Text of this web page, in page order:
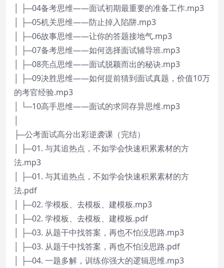
│ ├─04备考思维——面试初期最重要的准备工作.mp3
│ ├─05机关思维——防止掉入陷阱.mp3
│ ├─06故事思维——让你的答题接地气.mp3
│ ├─07备考思维——如何选择面试辅导班.mp3
│ ├─08亮点思维——面试脱颖而出的秘诀.mp3
│ ├─09决胜思维——如何提前猜到面试真题，价值10万
的考官经验.mp3
│ └─10高手思维——面试的求同存异思维.mp3
├─公考面试高分出彩逆袭课（完结）
│ ├─01. 与其追热点，不如学会快速积累素材的方
法.mp3
│ ├─01. 与其追热点，不如学会快速积累素材的方
法.pdf
│ ├─02. 学模板、去模板、建模板.mp3
│ ├─02. 学模板、去模板、建模板.pdf
│ ├─03. 从题干中找答案，再也不怕没思路.mp3
│ ├─03. 从题干中找答案，再也不怕没思路.pdf
│ ├─04. 一题多解，训练你强大的逻辑思维.mp3